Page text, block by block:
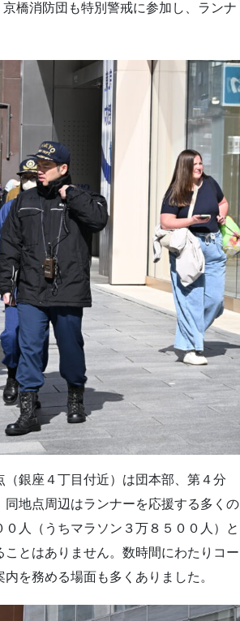
橋消防団も特別警戒に参加し、ランナ
銀座４丁目付近）は団本部、第４分
地点周辺はランナーを応援する多くの
人（うちマラソン３万８５００人）と
とはありません。数時間にわたりコー
を務める場面も多くありました。